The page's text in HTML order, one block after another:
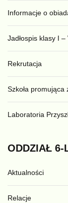
Informacje o
Jadłospis klasy I –
Rekrutacja
Szkoła promująca
Laboratoria
ODDZIAŁ 6-
Aktualności
Relacje